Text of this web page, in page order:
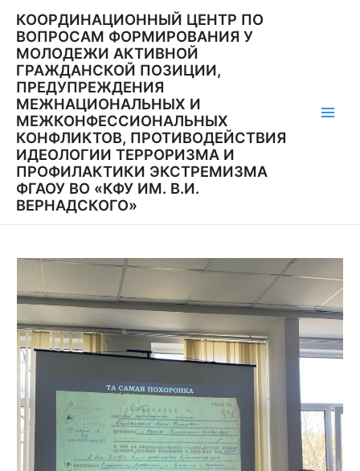
содержимому
КООРДИНАЦИОННЫЙ ЦЕНТР ПО
ВОПРОСАМ ФОРМИРОВАНИЯ У
МОЛОДЕЖИ АКТИВНОЙ
ГРАЖДАНСКОЙ ПОЗИЦИИ,
ПРЕДУПРЕЖДЕНИЯ
МЕЖНАЦИОНАЛЬНЫХ И
МЕЖКОНФЕССИОНАЛЬНЫХ
КОНФЛИКТОВ, ПРОТИВОДЕЙСТВИЯ
ИДЕОЛОГИИ ТЕРРОРИЗМА И
ПРОФИЛАКТИКИ ЭКСТРЕМИЗМА
ФГАОУ ВО «КФУ ИМ. В.И.
ВЕРНАДСКОГО»